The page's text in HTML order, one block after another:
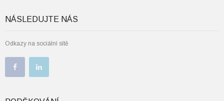
NÁSLEDUJTE NÁS
Odkazy na sociální sítě